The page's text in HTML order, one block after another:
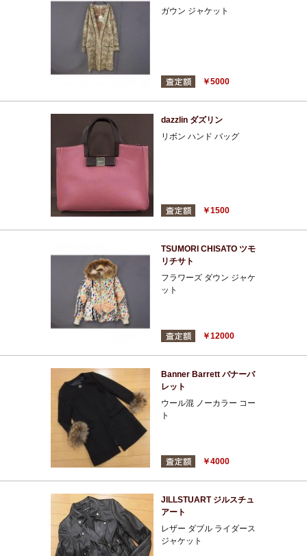
ガウン ジャケット
￥5000
dazzlin ダズリン
リボン ハンド バッグ
￥1500
TSUMORI CHISATO ツモ
リチサト
フラワーズ ダウン ジャケ
ット
￥12000
Banner Barrett バナーバ
レット
ウール混 ノーカラー コー
ト
￥4000
JILLSTUART ジルスチュ
アート
レザー ダブル ライダース
ジャケット